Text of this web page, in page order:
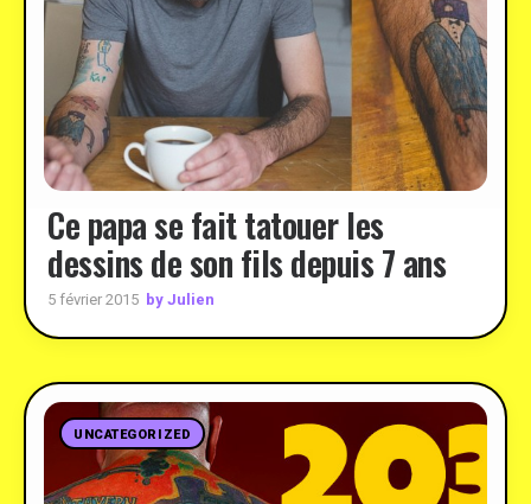
Ce papa se fait tatouer les
dessins de son fils depuis 7 ans
5 février 2015 by Julien
UNCATEGORIZED